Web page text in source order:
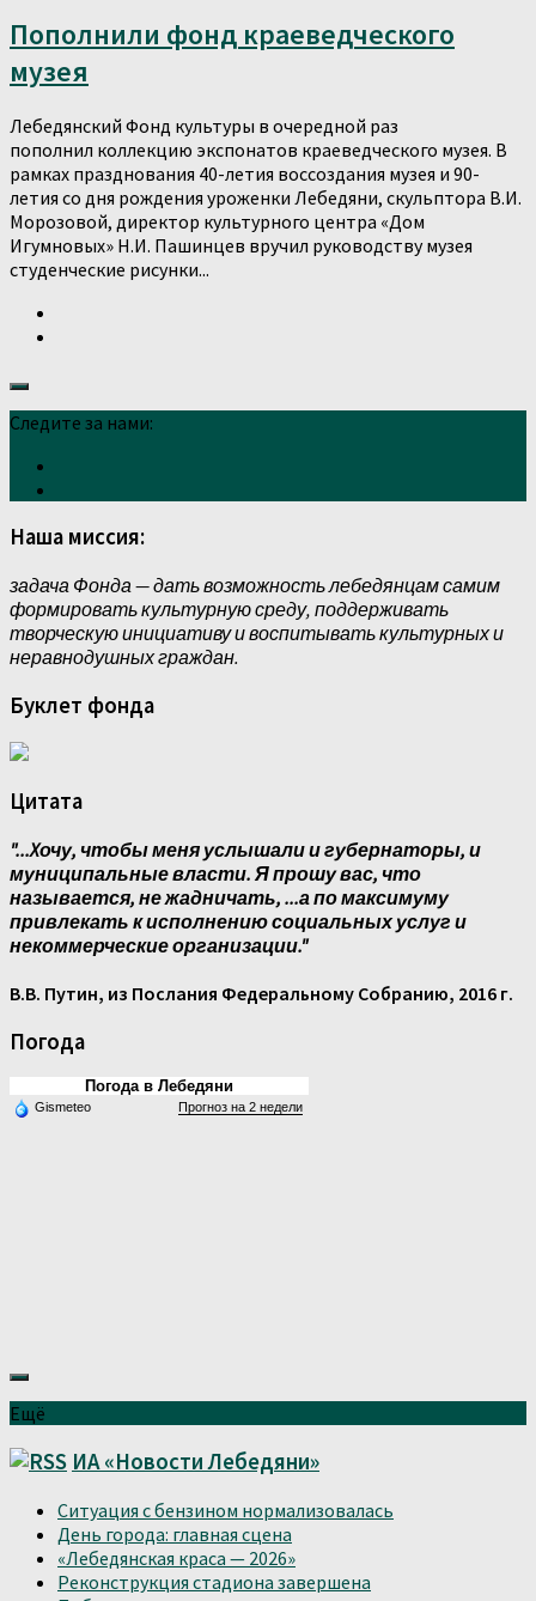
Пополнили фонд краеведческого
музея
Лебедянский Фонд культуры в очередной раз
пополнил коллекцию экспонатов краеведческого музея. В
рамках празднования 40-летия воссоздания музея и 90-
летия со дня рождения уроженки Лебедяни, скульптора В.И.
Морозовой, директор культурного центра «Дом
Игумновых» Н.И. Пашинцев вручил руководству музея
студенческие рисунки...
Следите за нами:
Наша миссия:
задача Фонда — дать возможность лебедянцам самим
формировать культурную среду, поддерживать
творческую инициативу и воспитывать культурных и
неравнодушных граждан.
Буклет фонда
Цитата
"...Xочу, чтобы меня услышали и губернаторы, и
муниципальные власти. Я прошу вас, что
называется, не жадничать, ...а по максимуму
привлекать к исполнению социальных услуг и
некоммерческие организации."
В.В. Путин, из Послания Федеральному Собранию, 2016 г.
Погода
Погода в Лебедяни
Gismeteo Прогноз на 2 недели
Ещё
ИА «Новости Лебедяни»
Ситуация с бензином нормализовалась
День города: главная сцена
«Лебедянская краса — 2026»
Реконструкция стадиона завершена